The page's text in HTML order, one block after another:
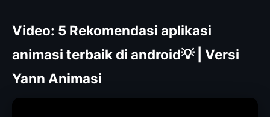
Video: 5 Rekomendasi aplikasi
animasi terbaik di android💡 | Versi
Yann Animasi